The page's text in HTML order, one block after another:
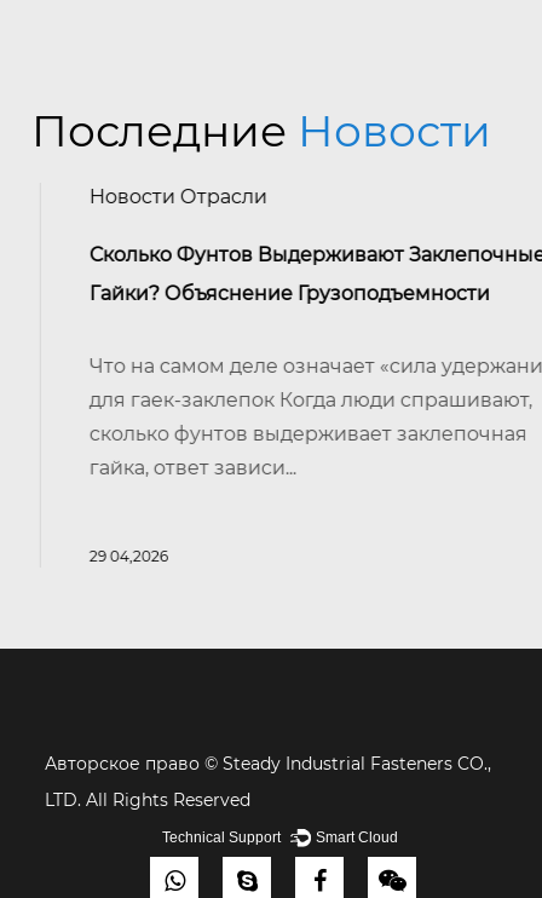
Последние Новости
Новости Отрасли
Сколько Фунтов Выдерживают Заклепочные
Гайки? Объяснение Грузоподъемности
Что на самом деле означает «сила удержания»
для гаек-заклепок Когда люди спрашивают,
сколько фунтов выдерживает заклепочная
гайка, ответ зависи...
29 04,2026
Авторское право ©Steady Industrial Fasteners CO.,
LTD. All Rights Reserved
Technical Support ： Smart Cloud